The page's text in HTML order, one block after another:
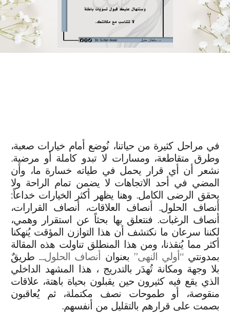
في مراحل كثيرة من حياتنا، نُوضع أمام خيارات صعبة،
وطرق متقاطعة، ومسارات لا تبدو كاملة أو مرضية.
نشعر أن أي قرار يحمل في طياته خسارة ما، وأن
المضي في أحد الاتجاهات لا يضمن تمام الراحة ولا
يحقق الرضى الكامل. وهنا يظهر أكثر الخيارات خداعاً:
أنصاف الحلول. أنصاف العلاقات، أنصاف القرارات،
أنصاف الرغبات. فنتعلق بها بحثاً عن استقرار وهمي،
لكننا سرعان ما نكتشف أن هذا التوازن المؤقت يُنهكنا
أكثر مما يُنقذنا، ومن هذا المنطلق تناولت هذه المقالة
بمدونتي “أولي النهى” بعنوان أنصاف الحلول… طريقٌ
بلا وجهة ومكانة تُهدَر بالتدريج ، هذا المشهد الداخلي
الذي يقع فيه كثيرون حين يقبلون بحياة باهتة، علاقات
منقوصة، أو طموحات نصف مكتملة، ثم يُعاقبون
بصمت على قرارهم بالتقليل من أنفسهم.